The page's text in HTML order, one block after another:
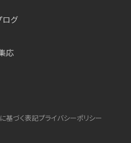
ログ
応
基づく表記プライバシーポリシー